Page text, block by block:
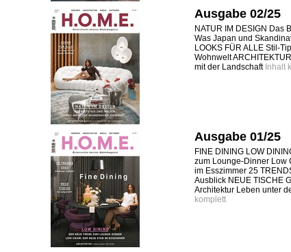
Ausgabe 02/25
NATUR IM DESIGN Das
Was Japan und
LOOKS FÜR ALLE Stil-
Wohnwelt
mit der Landschaft Inhalt
Ausgabe 01/25
FINE DINING LOW
zum Lounge-Dinner Low
im Esszimmer 25
Ausblick NEUE TISCHE
Architektur Leben unter
komplett